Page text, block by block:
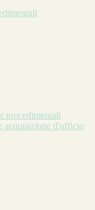
procedimentali
acquisizione d'ufficio